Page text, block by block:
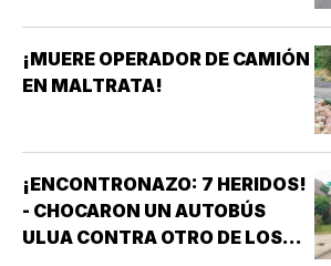
¡MUERE OPERADOR DE CAMIÓN
EN MALTRATA!
¡ENCONTRONAZO: 7 HERIDOS!
- CHOCARON UN AUTOBÚS
ULUA CONTRA OTRO DE LOS